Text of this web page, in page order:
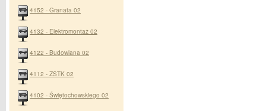
4152 - Granata 02
4132 - Elektromontaż 02
4122 - Budowlana 02
4112 - ZSTK 02
4102 - Świętochowskiego 02